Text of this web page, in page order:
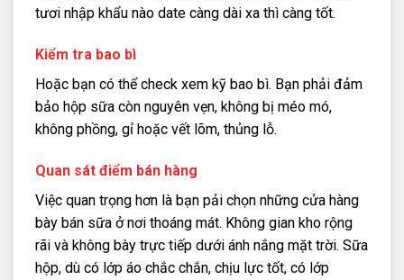
tươi nhập khẩu nào date càng dài xa thì càng tốt.
Kiểm tra bao bì
Hoặc bạn có thể check xem kỹ bao bì. Bạn phải đảm
bảo hộp sữa còn nguyên vẹn, không bị méo mó,
không phồng, gỉ hoặc vết lõm, thủng lỗ.
Quan sát điểm bán hàng
Việc quan trọng hơn là bạn pải chọn những cửa hàng
bày bán sữa ở nơi thoáng mát. Không gian kho rộng
rãi và không bày trực tiếp dưới ánh nắng mặt trời. Sữa
hộp, dù có lớp áo chắc chắn, chịu lực tốt, có lớp